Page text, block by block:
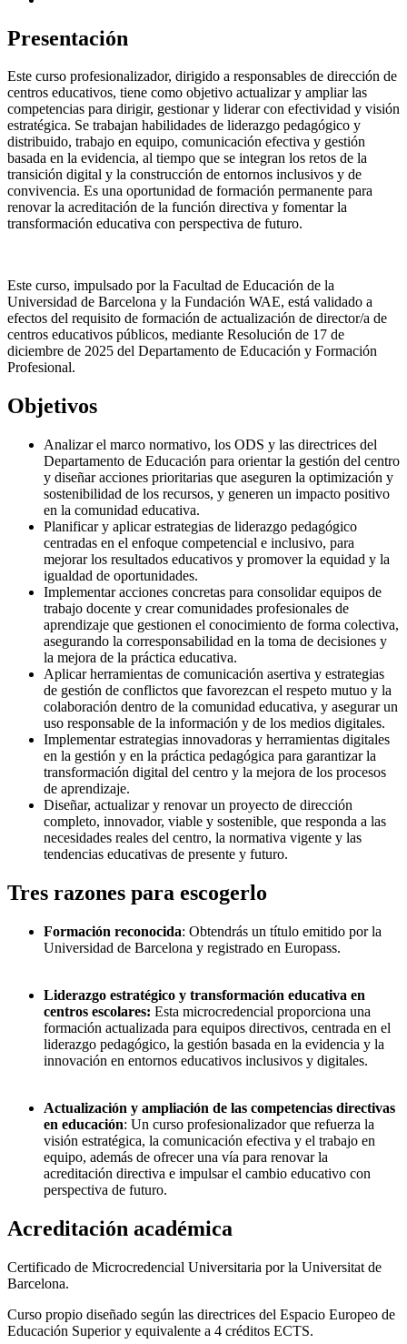
Presentación
Este curso profesionalizador, dirigido a responsables de dirección de
centros educativos, tiene como objetivo actualizar y ampliar las
competencias para dirigir, gestionar y liderar con efectividad y visión
estratégica. Se trabajan habilidades de liderazgo pedagógico y
distribuido, trabajo en equipo, comunicación efectiva y gestión
basada en la evidencia, al tiempo que se integran los retos de la
transición digital y la construcción de entornos inclusivos y de
convivencia. Es una oportunidad de formación permanente para
renovar la acreditación de la función directiva y fomentar la
transformación educativa con perspectiva de futuro.
Este curso, impulsado por la Facultad de Educación de la
Universidad de Barcelona y la Fundación WAE, está validado a
efectos del requisito de formación de actualización de director/a de
centros educativos públicos, mediante Resolución de 17 de
diciembre de 2025 del Departamento de Educación y Formación
Profesional.
Objetivos
Analizar el marco normativo, los ODS y las directrices del
Departamento de Educación para orientar la gestión del centro
y diseñar acciones prioritarias que aseguren la optimización y
sostenibilidad de los recursos, y generen un impacto positivo
en la comunidad educativa.
Planificar y aplicar estrategias de liderazgo pedagógico
centradas en el enfoque competencial e inclusivo, para
mejorar los resultados educativos y promover la equidad y la
igualdad de oportunidades.
Implementar acciones concretas para consolidar equipos de
trabajo docente y crear comunidades profesionales de
aprendizaje que gestionen el conocimiento de forma colectiva,
asegurando la corresponsabilidad en la toma de decisiones y
la mejora de la práctica educativa.
Aplicar herramientas de comunicación asertiva y estrategias
de gestión de conflictos que favorezcan el respeto mutuo y la
colaboración dentro de la comunidad educativa, y asegurar un
uso responsable de la información y de los medios digitales.
Implementar estrategias innovadoras y herramientas digitales
en la gestión y en la práctica pedagógica para garantizar la
transformación digital del centro y la mejora de los procesos
de aprendizaje.
Diseñar, actualizar y renovar un proyecto de dirección
completo, innovador, viable y sostenible, que responda a las
necesidades reales del centro, la normativa vigente y las
tendencias educativas de presente y futuro.
Tres razones para escogerlo
Formación reconocida: Obtendrás un título emitido por la
Universidad de Barcelona y registrado en Europass.
Liderazgo estratégico y transformación educativa en
centros escolares: Esta microcredencial proporciona una
formación actualizada para equipos directivos, centrada en el
liderazgo pedagógico, la gestión basada en la evidencia y la
innovación en entornos educativos inclusivos y digitales.
Actualización y ampliación de las competencias directivas
en educación: Un curso profesionalizador que refuerza la
visión estratégica, la comunicación efectiva y el trabajo en
equipo, además de ofrecer una vía para renovar la
acreditación directiva e impulsar el cambio educativo con
perspectiva de futuro.
Acreditación académica
Certificado de Microcredencial Universitaria por la Universitat de
Barcelona.
Curso propio diseñado según las directrices del Espacio Europeo de
Educación Superior y equivalente a 4 créditos ECTS.